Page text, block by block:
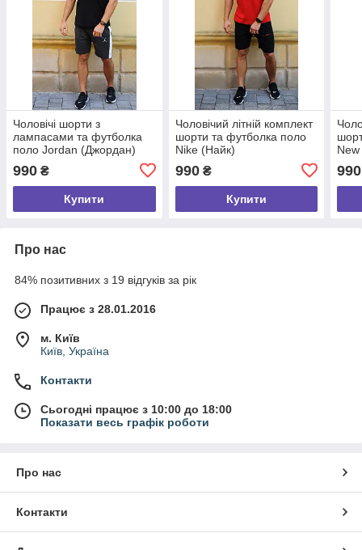
Чоловічі шорти з
лампасами та футболка
поло Jordan (Джордан)
990 ₴
Купити
Чоловічий літній комплект
шорти та футболка поло
Nike (Найк)
990₴
Купити
Нью
990
Про нас
84% позитивних з 19 відгуків за рік
Працює з 28.01.2016
м. Київ
Київ, Україна
Контакти
Сьогодні працює з 10:00 до 18:00
Показати весь графік роботи
Про нас
Контакти